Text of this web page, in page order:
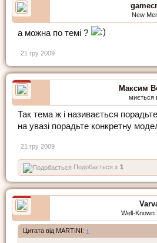
New
а можна по темі ?
21 гру 2009
Максим
миється
Так тема ж і називається
на увазі порадьте конкретну
21 гру 2009
Подобається x 1
Well-Known
Цитата від MARTINI: ↑